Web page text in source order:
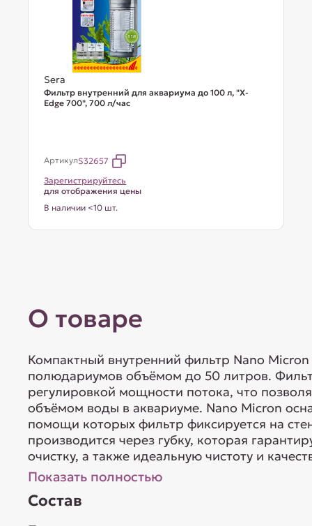
Sera
Фильтр внутренний для аквариума до 100 л, "X-
Edge 700", 700 л/час
АртикулS32657
Зарегистрируйтесь
для отображения цены
В наличии <10 шт.
О товаре
Компактный внутренний фильтр Nano
полюдариумов объёмом до 50 литров.
регулировкой мощности потока, что
объёмом воды в аквариуме. Nano Micron
помощи которых фильтр фиксируется на
производится через губку, которая
очистку, а также идеальную чистоту и
Показать полностью
Состав